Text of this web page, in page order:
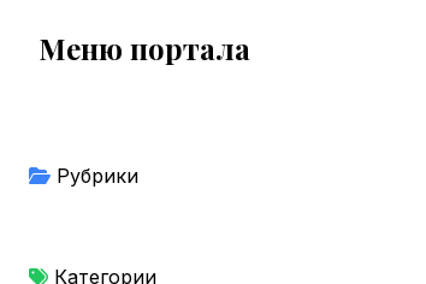
Меню портала
Рубрики
Категории